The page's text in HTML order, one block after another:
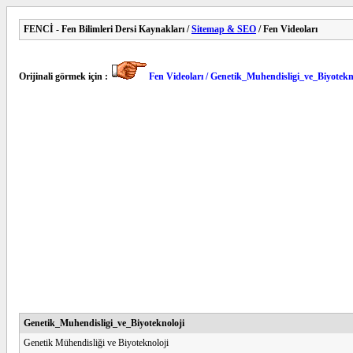
FENCİ - Fen Bilimleri Dersi Kaynakları /Sitemap & SEO / Fen Videoları
Orijinali görmek için : Fen Videoları /
Genetik_Muhendisligi_ve_Biyoteknoloji
Genetik Mühendisliği ve Biyoteknoloji